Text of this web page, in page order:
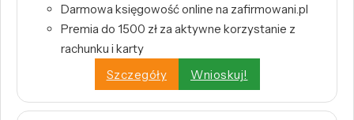
Darmowa księgowość online na zafirmowani.pl
Premia do 1500 zł za aktywne korzystanie z
rachunku i karty
Szczegóły
Wnioskuj!